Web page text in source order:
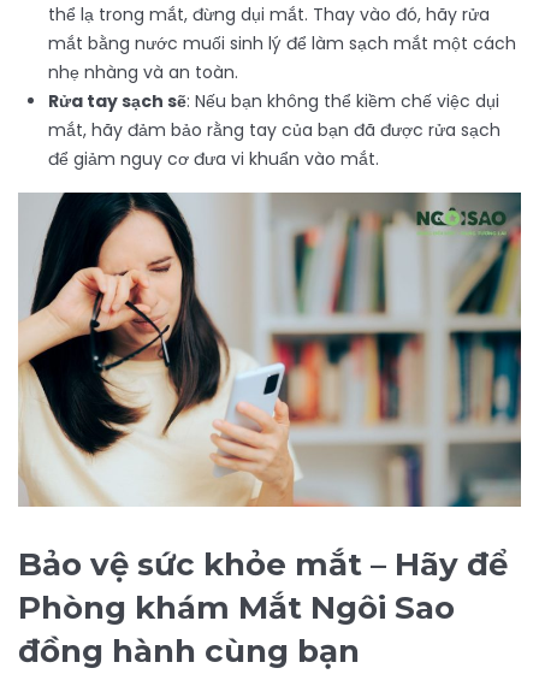
thể lạ trong mắt, đừng dụi mắt. Thay vào đó, hãy rửa
mắt bằng nước muối sinh lý để làm sạch mắt một cách
nhẹ nhàng và an toàn.
Rửa tay sạch sẽ: Nếu bạn không thể kiềm chế việc dụi
mắt, hãy đảm bảo rằng tay của bạn đã được rửa sạch
để giảm nguy cơ đưa vi khuẩn vào mắt.
Bảo vệ sức khỏe mắt – Hãy để
Phòng khám Mắt Ngôi Sao
đồng hành cùng bạn